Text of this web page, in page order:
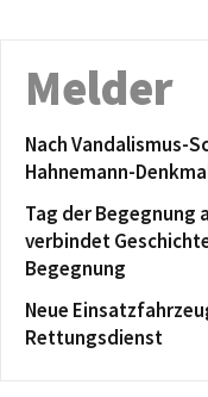
Melder
Nach Vandalismus-
Hahnemann-
Tag der Begegnung
verbindet
Begegnung
Neue
Rettungsdienst